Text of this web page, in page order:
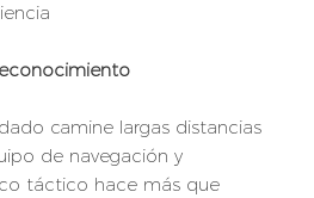
camine largas distancias
de navegación y
táctico hace más que